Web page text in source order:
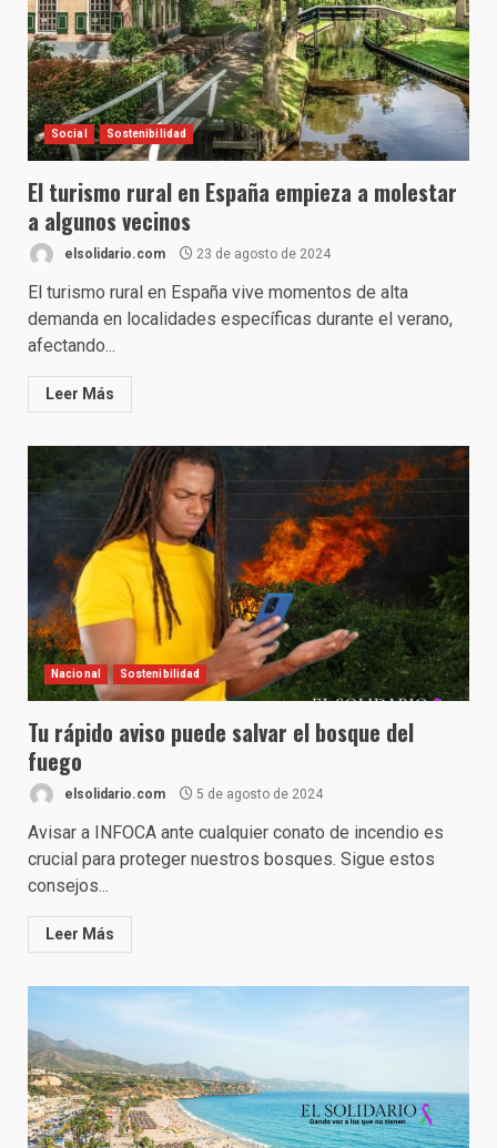
Social Sostenibilidad
El turismo rural en España empieza a molestar
a algunos vecinos
elsolidario.com 23 de agosto de 2024
El turismo rural en España vive momentos de alta
demanda en localidades específicas durante el verano,
afectando...
Leer Más
Nacional Sostenibilidad
Tu rápido aviso puede salvar el bosque del
fuego
elsolidario.com 5 de agosto de 2024
Avisar a INFOCA ante cualquier conato de incendio es
crucial para proteger nuestros bosques. Sigue estos
consejos...
Leer Más